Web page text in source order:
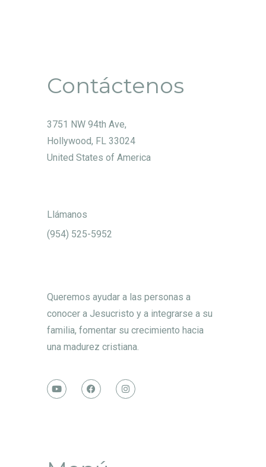
Contáctenos
3751 NW 94th Ave,
Hollywood, FL 33024
United States of America
Llámanos
(954) 525-5952
Queremos ayudar a las personas a
conocer a Jesucristo y a integrarse a su
familia, fomentar su crecimiento hacia
una madurez cristiana.